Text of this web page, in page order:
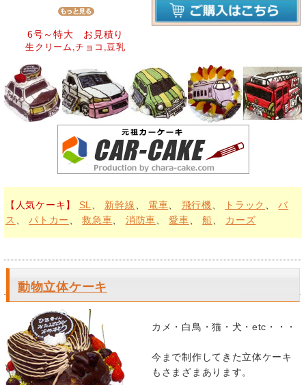
6号～特大 お見積り
生クリーム,チョコ,豆乳
【人気ケーキ】 SL 新幹線 電車 飛行機 トラック 、バ
ス
、パトカー 、救急車 消防車 、愛車 、船 カーズ
動物立体ケーキ
カメ・白鳥・猫・犬・etc・・・
今まで制作してきた立体ケーキ
もさまざまあります。